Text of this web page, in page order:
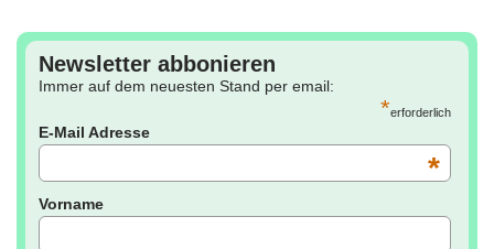
Newsletter abbonieren
Immer auf dem neuesten Stand per email:
*erforderlich
E-Mail Adresse
*
Vorname